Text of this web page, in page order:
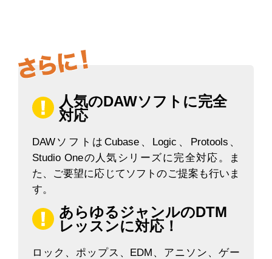
人気のDAWソフトに完全
対応
DAWソフトはCubase、Logic、Protools、
Studio Oneの人気シリーズに完全対応。ま
た、ご要望に応じてソフトのご提案も行いま
す。
あらゆるジャンルのDTM
レッスンに対応！
ロック、ポップス、EDM、アニソン、ゲー